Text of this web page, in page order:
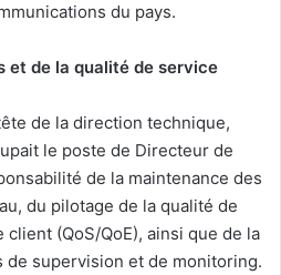
du pays.
et de la qualité de service
de la direction technique,
le poste de Directeur de
de la maintenance des
du pilotage de la qualité de
client (QoS/QoE), ainsi que de la
supervision et de monitoring.